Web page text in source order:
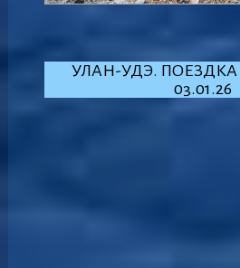
УЛАН-УДЭ. ПОЕЗДКА
03.01.26